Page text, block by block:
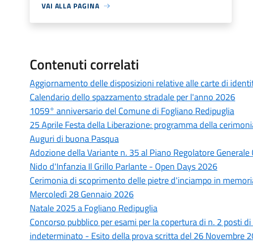
VAI ALLA PAGINA
Contenuti correlati
Aggiornamento delle disposizioni relative alle carte di
Calendario dello spazzamento stradale per l'anno 2026
1059° anniversario del Comune di Fogliano Redipuglia
25 Aprile Festa della Liberazione: programma della
Auguri di buona Pasqua
Adozione della Variante n. 35 al Piano Regolatore Generale
Nido d'Infanzia Il Grillo Parlante - Open Days 2026
Cerimonia di scoprimento delle pietre d'inciampo in
Mercoledì 28 Gennaio 2026
Natale 2025 a Fogliano Redipuglia
Concorso pubblico per esami per la copertura di n. 2 posti
indeterminato - Esito della prova scritta del 26 Novembre